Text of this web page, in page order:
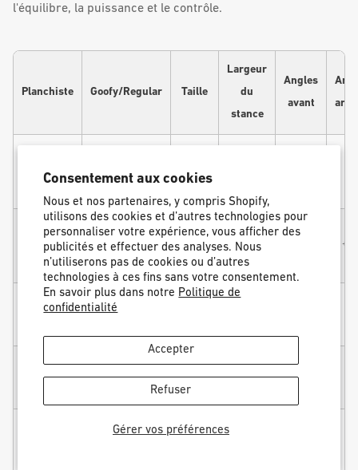
Consentement aux cookies
Nous et nos partenaires, y compris Shopify,
utilisons des cookies et d’autres technologies pour
personnaliser votre expérience, vous afficher des
publicités et effectuer des analyses. Nous
n’utiliserons pas de cookies ou d’autres
technologies à ces fins sans votre consentement.
En savoir plus dans notre Politique de
confidentialité
Gérer vos préférences
Accepter
Refuser
l'équilibre, la puissance et le contrôle.
Planchiste Goofy/Regular Taille
Largeur
du
stance
Angles
avant
Stance
(173cm)
Jeremy
Jones
Stance
Goofy
5'8"
(173cm)
19,5 po
(49,5 cm)
Elena
Regular
Le Rue
Regular
5 pi 8
po (175
cm)
+15°
5 pi 8